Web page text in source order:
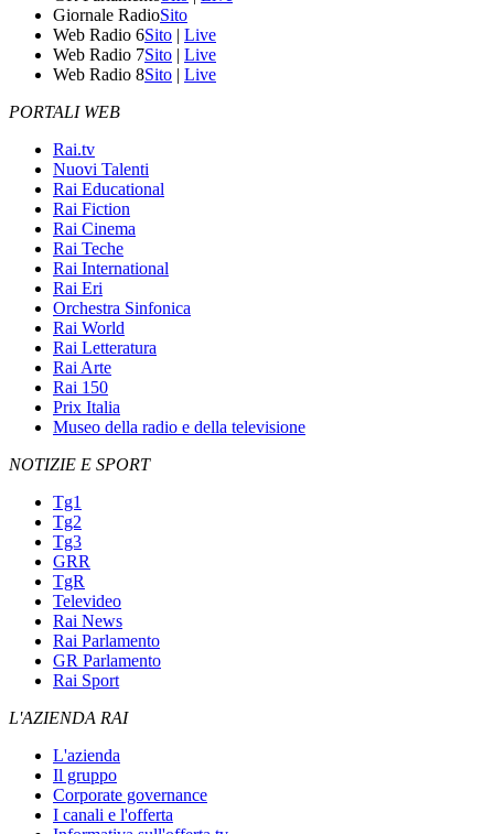
Giornale RadioSito
Web Radio 6Sito | Live
Web Radio 7Sito | Live
Web Radio 8Sito | Live
PORTALI WEB
Rai.tv
Nuovi Talenti
Rai Educational
Rai Fiction
Rai Cinema
Rai Teche
Rai International
Rai Eri
Orchestra Sinfonica
Rai World
Rai Letteratura
Rai Arte
Rai 150
Prix Italia
Museo della radio e della televisione
NOTIZIE E SPORT
Tg1
Tg2
Tg3
GRR
TgR
Televideo
Rai News
Rai Parlamento
GR Parlamento
Rai Sport
L'AZIENDA RAI
L'azienda
Il gruppo
Corporate governance
I canali e l'offerta